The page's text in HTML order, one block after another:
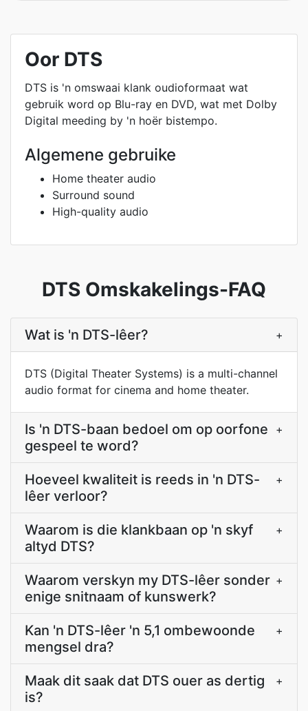
Oor DTS
DTS is 'n omswaai klank oudioformaat wat
gebruik word op Blu-ray en DVD, wat met Dolby
Digital meeding by 'n hoër bistempo.
Algemene gebruike
Home theater audio
Surround sound
High-quality audio
DTS Omskakelings-FAQ
Wat is 'n DTS-lêer? +
DTS (Digital Theater Systems) is a multi-channel
audio format for cinema and home theater.
Is 'n DTS-baan bedoel om op oorfone
gespeel te word?
+
Hoeveel kwaliteit is reeds in 'n DTS-
lêer verloor?
+
Waarom is die klankbaan op 'n skyf
altyd DTS?
+
Waarom verskyn my DTS-lêer sonder
enige snitnaam of kunswerk?
+
Kan 'n DTS-lêer 'n 5,1 ombewoonde
mengsel dra?
+
Maak dit saak dat DTS ouer as dertig
is?
+